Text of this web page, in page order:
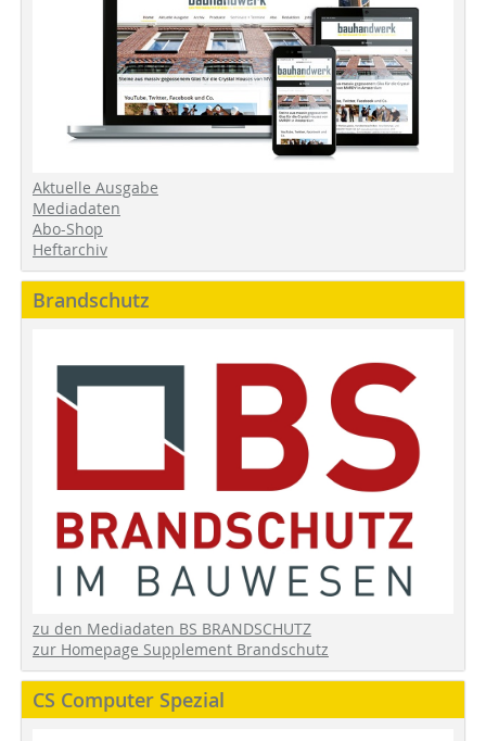
Aktuelle Ausgabe
Mediadaten
Abo-Shop
Heftarchiv
Brandschutz
zu den Mediadaten BS BRANDSCHUTZ
zur Homepage Supplement Brandschutz
CS Computer Spezial